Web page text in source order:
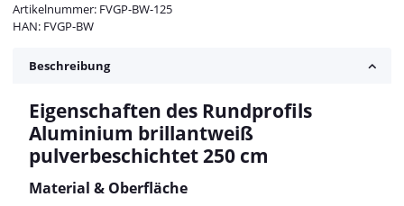
Artikelnummer: FVGP-BW-125
HAN: FVGP-BW
Beschreibung
Eigenschaften des Rundprofils
Aluminium brillantweiß
pulverbeschichtet 250 cm
Material & Oberfläche